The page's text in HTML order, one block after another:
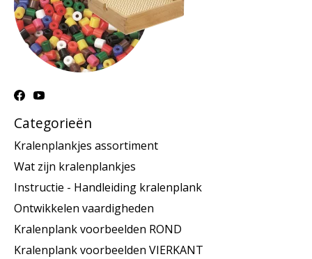
Categorieën
Kralenplankjes assortiment
Wat zijn kralenplankjes
Instructie - Handleiding kralenplank
Ontwikkelen vaardigheden
Kralenplank voorbeelden ROND
Kralenplank voorbeelden VIERKANT